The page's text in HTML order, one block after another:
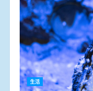
生活